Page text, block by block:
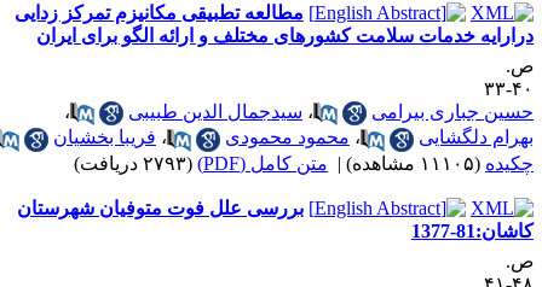
مطالعه تطبیقی مکانیزم تمرکز زدایی
خدمات سلامت کشورهای مختلف و ارائه الگو برای ایران
۳۳
جباری بیرامی
،سیدجمال الدین طبیبی
،
دلگشایی
،محمود محمودی ،فریبا بخشیان
(۱۱۱۰۵ مشاهده) | متن کامل (PDF) (۲۷۹۳ دریافت)
بررسی علل فوت متوفیان شهرستان
1377